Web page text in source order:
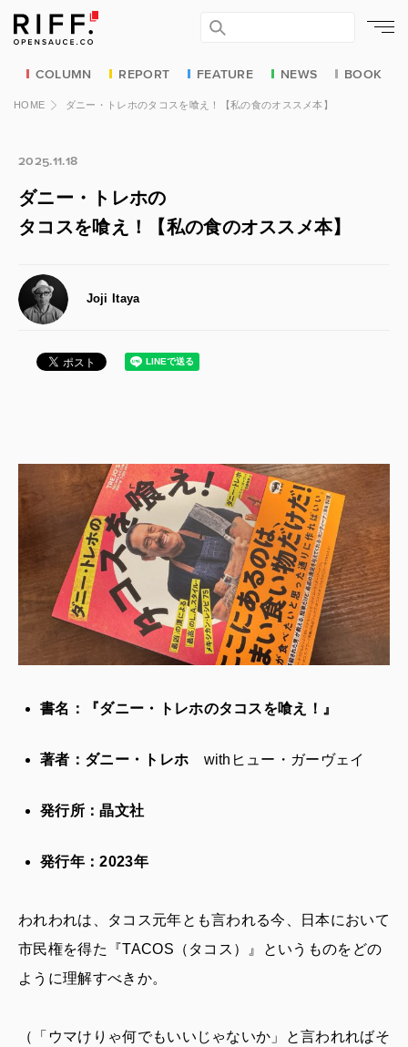
COLUMN REPORT FEATURE NEWS BOOK
HOME ダニー・トレホのタコスを喰え！【私の食のオススメ本】
2025.11.18
ダニー・トレホの
タコスを喰え！【私の食のオススメ本】
Joji Itaya
書名：『ダニー・トレホのタコスを喰え！』
著者：ダニー・トレホ withヒュー・ガーヴェイ
発行所：晶文社
発行年：2023年
われわれは、タコス元年とも言われる今、日本において
市民権を得た『TACOS（タコス）』というものをどの
ように理解すべきか。
（「ウマけりゃ何でもいいじゃないか」と言われればそ